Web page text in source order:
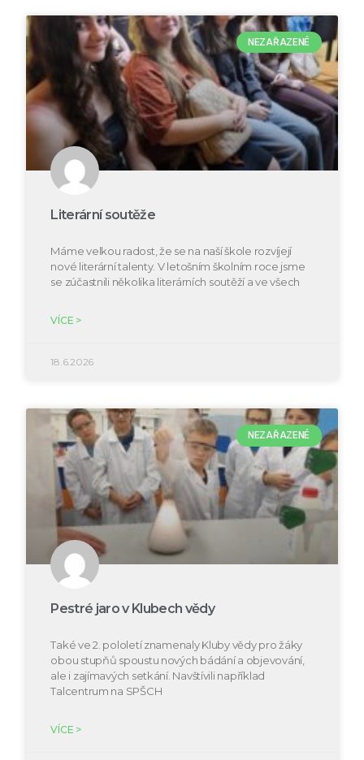
NEZAŘAZENÉ
Literární soutěže
Máme velkou radost, že se na naší škole rozvíjejí
nové literární talenty. V letošním školním roce jsme
se zúčastnili několika literárních soutěží a ve všech
VÍCE >
18.6.2026
NEZAŘAZENÉ
Pestré jaro v Klubech vědy
Také ve 2. pololetí znamenaly Kluby vědy pro žáky
obou stupňů spoustu nových bádání a objevování,
ale i zajímavých setkání. Navštívili například
Talcentrum na SPŠCH
VÍCE >